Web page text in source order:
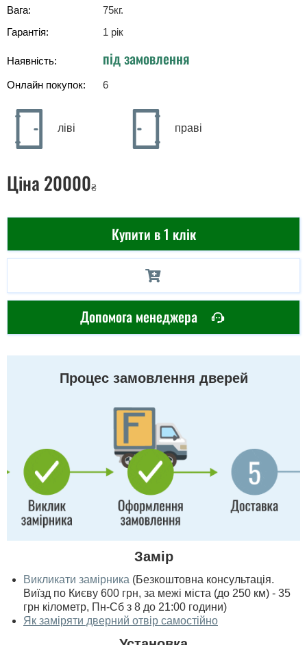
Вага:
75кг.
Гарантія:
1 рік
Наявність: під замовлення
Онлайн покупок: 6
ліві праві
Ціна 20000₴
Купити в 1 клік
Допомога менеджера
Процес замовлення дверей
Замір
Викликати замірника (Безкоштовна консультація.
Виїзд по Києву 600 грн, за межі міста (до 250 км) - 35
грн кілометр, Пн-Сб з 8 до 21:00 години)
Як заміряти дверний отвір самостійно